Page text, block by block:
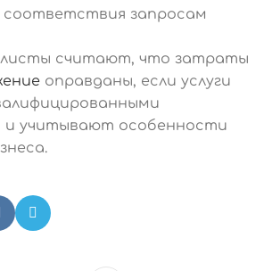
соответствия запросам
считают, что затраты
оправданы, если услуги
и учитывают особенности